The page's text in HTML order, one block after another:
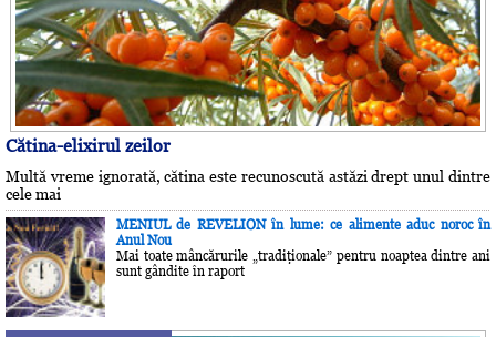
Cătina-elixirul zeilor
Multă vreme ignorată, cătina este recunoscută astăzi drept unul dintre
cele mai
MENIUL de REVELION în lume: ce alimente aduc noroc în
Anul Nou
Mai toate mâncărurile „tradiţionale” pentru noaptea dintre ani
sunt gândite în raport